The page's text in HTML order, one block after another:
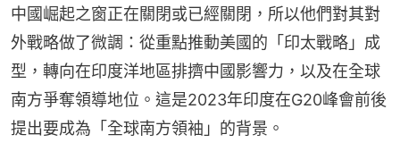
中國崛起之窗正在關閉或已經關閉，所以他們對其對
外戰略做了微調：從重點推動美國的「印太戰略」成
型，轉向在印度洋地區排擠中國影響力，以及在全球
南方爭奪領導地位。這是2023年印度在G20峰會前後
提出要成為「全球南方領袖」的背景。